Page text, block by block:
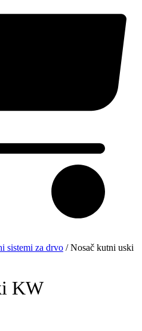
sistemi za drvo / Nosač kutni uski
KW